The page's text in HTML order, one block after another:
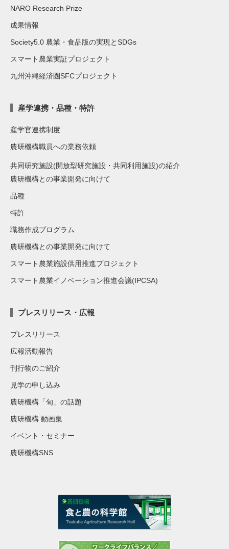
NARO Research Prize
成果情報
Society5.0 農業・食品版の実現とSDGs
スマート農業実証プロジェクト
九州沖縄経済圏SFCプロジェクト
産学連携・品種・特許
産学官連携制度
農研機構職員への業務依頼
共同研究施設(開放型研究施設・共同利用施設)の紹介
農研機構との事業開発に向けて
品種
特許
職務作成プログラム
農研機構との事業開発に向けて
スマート農業施設供用推進プロジェクト
スマート農業イノベーション推進会議(IPCSA)
プレスリリース・広報
プレスリリース
広報活動報告
刊行物のご紹介
見学の申し込み
農研機構「旬」の話題
農研機構 動画集
イベント・セミナー
農研機構SNS